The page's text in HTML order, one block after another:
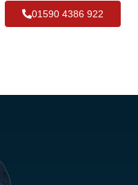
01590 4386 922